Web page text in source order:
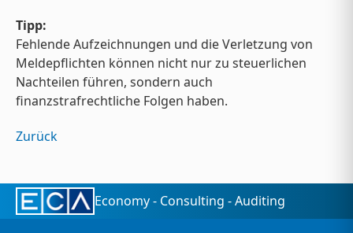
Tipp:
Fehlende Aufzeichnungen und die Verletzung von
Meldepflichten können nicht nur zu steuerlichen
Nachteilen führen, sondern auch
finanzstrafrechtliche Folgen haben.
Zurück
Economy - Consulting - Auditing